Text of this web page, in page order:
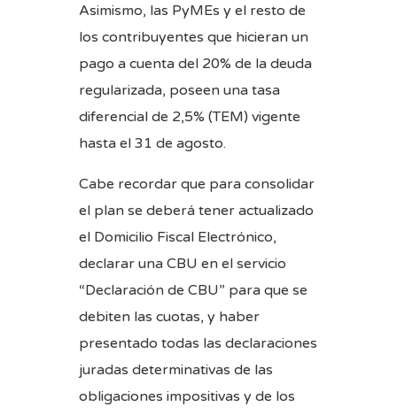
Asimismo, las PyMEs y el resto de
los contribuyentes que hicieran un
pago a cuenta del 20% de la deuda
regularizada, poseen una tasa
diferencial de 2,5% (TEM) vigente
hasta el 31 de agosto.
Cabe recordar que para consolidar
el plan se deberá tener actualizado
el Domicilio Fiscal Electrónico,
declarar una CBU en el servicio
“Declaración de CBU” para que se
debiten las cuotas, y haber
presentado todas las declaraciones
juradas determinativas de las
obligaciones impositivas y de los